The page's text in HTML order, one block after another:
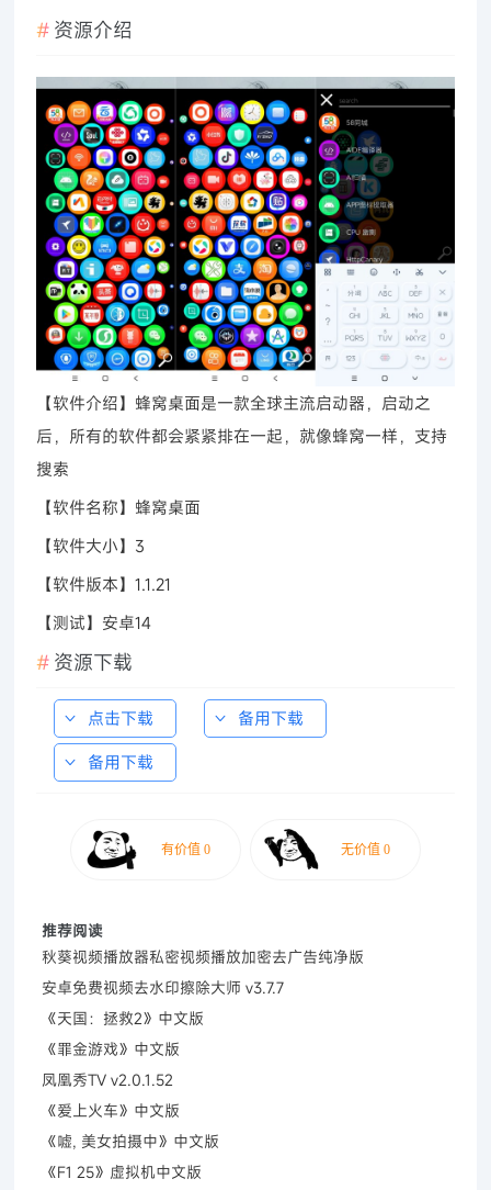
资源介绍
【软件介绍】蜂窝桌面是一款全球主流启动器，启动之
后，所有的软件都会紧紧排在一起，就像蜂窝一样，支持
搜索
【软件名称】蜂窝桌面
【软件大小】3
【软件版本】1.1.21
【测试】安卓14
资源下载
点击下载
备用下载
备用下载
推荐阅读
秋葵视频播放器私密视频播放加密去广告纯净版
安卓免费视频去水印擦除大师 v3.7.7
《天国：拯救2》中文版
《罪金游戏》中文版
凤凰秀TV v2.0.1.52
《爱上火车》中文版
《嘘, 美女拍摄中》中文版
《F1 25》虚拟机中文版